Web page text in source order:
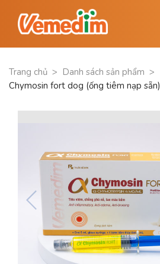
Trang chủ > Danh sách sản phẩm >
Chymosin fort dog (ống tiêm nạp sẵn)